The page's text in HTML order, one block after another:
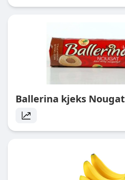
Ballerina kjeks Nougat